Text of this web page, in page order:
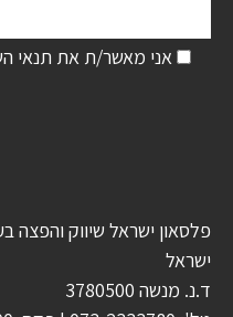
אני מאשר/ת את תנאי
פלסאון ישראל שיווק והפצה
ישראל
ד.נ. מנשה 3780500